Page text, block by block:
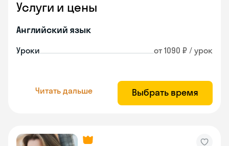
Услуги и цены
Английский язык
Уроки от 1090 ₽ / урок
Читать дальше Выбрать время